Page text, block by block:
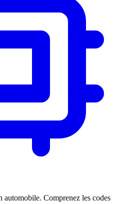
automobile. Comprenez les codes